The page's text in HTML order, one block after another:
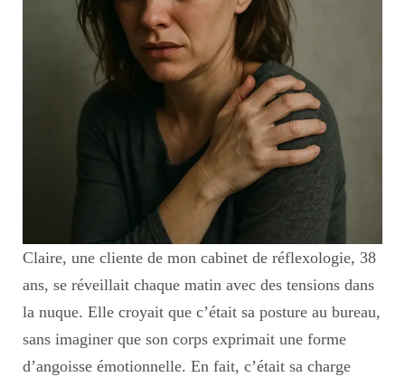
Claire, une cliente de mon cabinet de réflexologie, 38
ans, se réveillait chaque matin avec des tensions dans
la nuque. Elle croyait que c’était sa posture au bureau,
sans imaginer que son corps exprimait une forme
d’angoisse émotionnelle. En fait, c’était sa charge